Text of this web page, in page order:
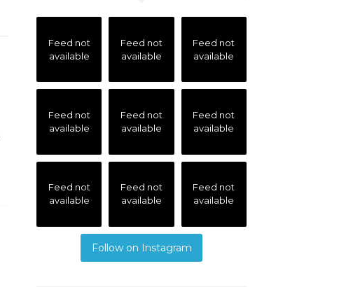
Feed not
available
Feed not
available
Feed not
available
Feed not
available
Feed not
available
Feed not
available
Feed not
available
Feed not
available
Feed not
available
Follow on Instagram